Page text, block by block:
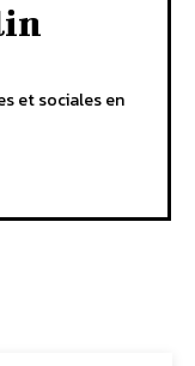
et sociales en